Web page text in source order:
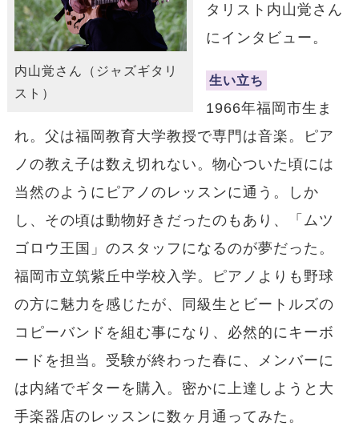
内山覚さん（ジャズギタリ
スト）
タリスト内山覚さん
にインタビュー。
生い立ち
1966年福岡市生ま
れ。父は福岡教育大学教授で専門は音楽。ピア
ノの教え子は数え切れない。物心ついた頃には
当然のようにピアノのレッスンに通う。しか
し、その頃は動物好きだったのもあり、「ムツ
ゴロウ王国」のスタッフになるのが夢だった。
福岡市立筑紫丘中学校入学。ピアノよりも野球
の方に魅力を感じたが、同級生とビートルズの
コピーバンドを組む事になり、必然的にキーボ
ードを担当。受験が終わった春に、メンバーに
は内緒でギターを購入。密かに上達しようと大
手楽器店のレッスンに数ヶ月通ってみた。